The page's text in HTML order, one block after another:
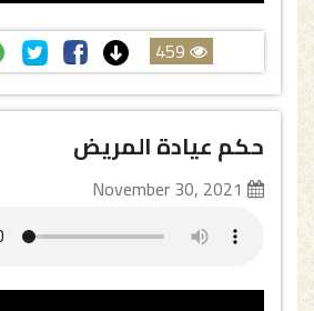
حكم عيادة المريض